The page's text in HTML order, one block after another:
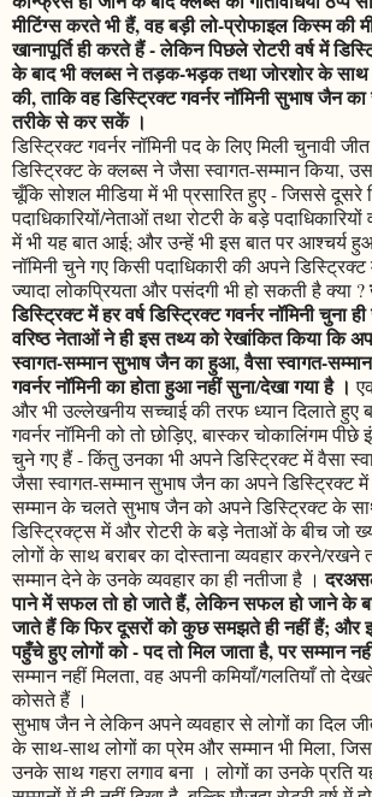
मीटिंग्स करते भी हैं, वह बड़ी लो-प्रोफाइल किस्म की
खानापूर्ति ही करते हैं - लेकिन पिछले रोटरी वर्ष में
के बाद भी क्लब्स ने तड़क-भड़क तथा जोरशोर के साथ
की, ताकि वह डिस्ट्रिक्ट गवर्नर नॉमिनी सुभाष जैन
तरीके से कर सकें ।
डिस्ट्रिक्ट गवर्नर नॉमिनी पद के लिए मिली चुनावी
डिस्ट्रिक्ट के क्लब्स ने जैसा स्वागत-सम्मान किया,
चूँकि सोशल मीडिया में भी प्रसारित हुए - जिससे
पदाधिकारियों/नेताओं तथा रोटरी के बड़े
में भी यह बात आई; और उन्हें भी इस बात पर आश्चर्य
नॉमिनी चुने गए किसी पदाधिकारी की अपने
ज्यादा लोकप्रियता और पसंदगी भी हो सकती है क्या ?
डिस्ट्रिक्ट में हर वर्ष डिस्ट्रिक्ट गवर्नर नॉमिनी चुना
वरिष्ठ नेताओं ने ही इस तथ्य को रेखांकित किया कि
स्वागत-सम्मान सुभाष जैन का हुआ, वैसा स्वागत-
गवर्नर नॉमिनी का होता हुआ नहीं सुना/देखा गया है ।
और भी उल्लेखनीय सच्चाई की तरफ ध्यान दिलाते हुए
गवर्नर नॉमिनी को तो छोड़िए, बास्कर चोकालिंगम
चुने गए हैं - किंतु उनका भी अपने डिस्ट्रिक्ट में वैसा
जैसा स्वागत-सम्मान सुभाष जैन का अपने डिस्ट्रिक्ट
सम्मान के चलते सुभाष जैन को अपने डिस्ट्रिक्ट के
डिस्ट्रिक्ट्स में और रोटरी के बड़े नेताओं के बीच जो
लोगों के साथ बराबर का दोस्ताना व्यवहार करने/रखने
सम्मान देने के उनके व्यवहार का ही नतीजा है ।
पाने में सफल तो हो जाते हैं, लेकिन सफल हो जाने के
जाते हैं कि फिर दूसरों को कुछ समझते ही नहीं हैं; और
पहुँचे हुए लोगों को - पद तो मिल जाता है, पर सम्मान
सम्मान नहीं मिलता, वह अपनी कमियाँ/गलतियाँ तो
कोसते हैं ।
सुभाष जैन ने लेकिन अपने व्यवहार से लोगों का दिल
के साथ-साथ लोगों का प्रेम और सम्मान भी मिला,
उनके साथ गहरा लगाव बना । लोगों का उनके प्रति